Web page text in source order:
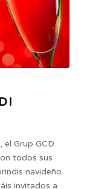
Grup GCD
todos sus
navideño.
invitados a